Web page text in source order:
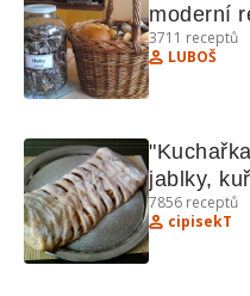
moderní
příležitost
3711 receptů
LUBOŠ
jablky,
bochánky"
7856 receptů
cipisekT